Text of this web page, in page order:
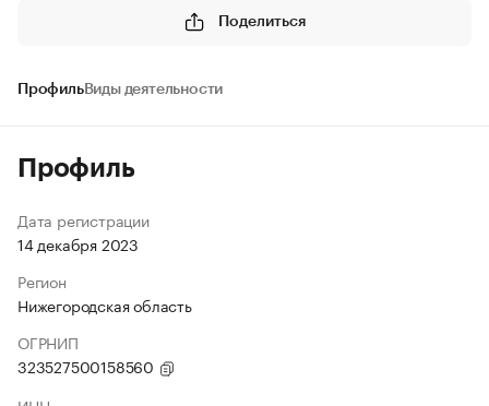
Поделиться
ПрофильВиды деятельности
Профиль
Дата регистрации
14 декабря 2023
Регион
Нижегородская область
ОГРНИП
323527500158560